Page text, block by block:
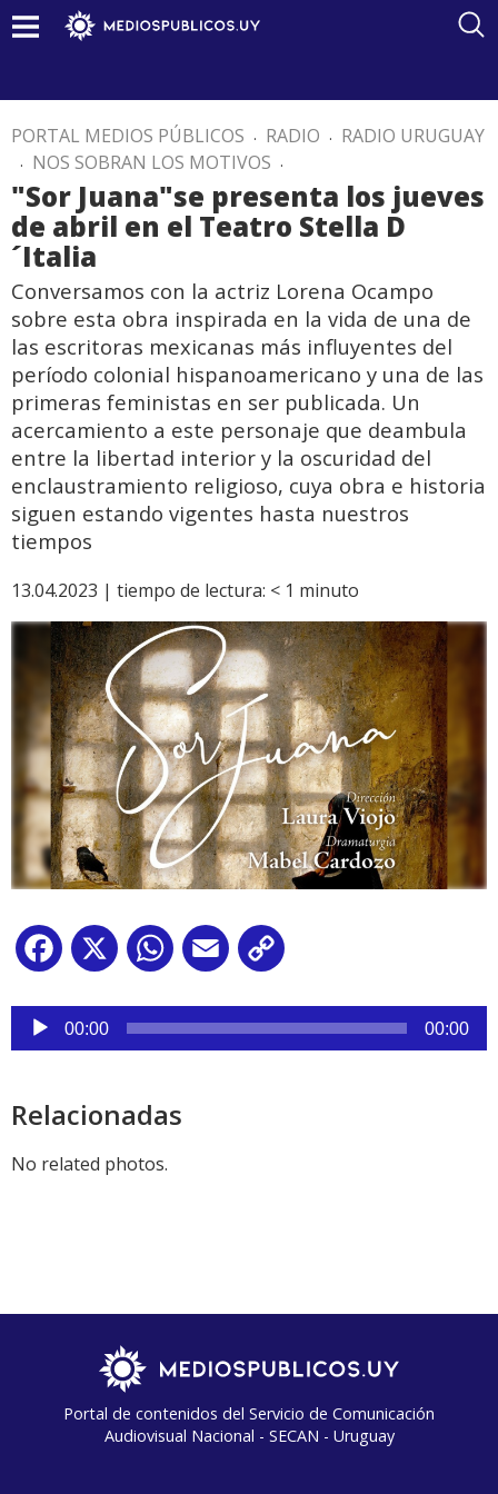
PORTAL MEDIOS PÚBLICOS . RADIO . RADIO URUGUAY
. NOS SOBRAN LOS MOTIVOS .
"Sor Juana"se presenta los jueves
de abril en el Teatro Stella D
´Italia
Conversamos con la actriz Lorena Ocampo
sobre esta obra inspirada en la vida de una de
las escritoras mexicanas más influyentes del
período colonial hispanoamericano y una de las
primeras feministas en ser publicada. Un
acercamiento a este personaje que deambula
entre la libertad interior y la oscuridad del
enclaustramiento religioso, cuya obra e historia
siguen estando vigentes hasta nuestros
tiempos
13.04.2023 | tiempo de lectura: < 1 minuto
Facebook
X WhatsApp
Email
Reproductor
audio
00:00 00:00
Relacionadas
No related photos.
Portal de contenidos del Servicio de Comunicación
Audiovisual Nacional - SECAN - Uruguay